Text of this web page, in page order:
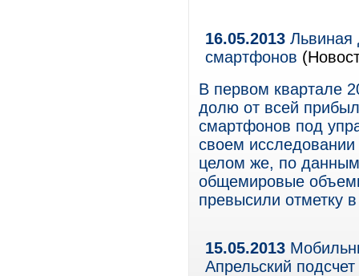
16.05.2013 Львиная
смартфонов
В первом квартале
долю от всей
смартфонов под
своем
целом же, по данным
общемировые
превысили отметку
15.05.2013
Апрельский подсчет